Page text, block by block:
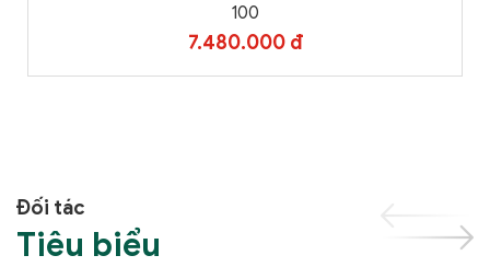
100
7.480.000 đ
Đối tác
Tiêu biểu